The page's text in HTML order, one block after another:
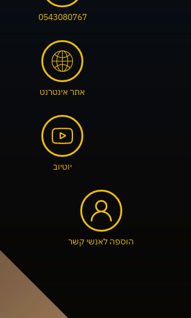
0543080767
אתר אינטרנט
יוטיוב
הוספה לאנשי קשר